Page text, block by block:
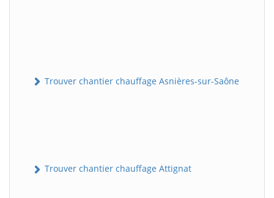
Trouver chantier chauffage Asnières-sur-Saône
Trouver chantier chauffage Attignat